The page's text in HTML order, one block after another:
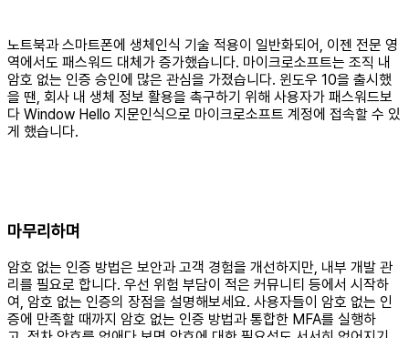
노트북과 스마트폰에 생체인식 기술 적용이 일반화되어, 이젠 전문 영
역에서도 패스워드 대체가 증가했습니다. 마이크로소프트는 조직 내
암호 없는 인증 승인에 많은 관심을 가졌습니다. 윈도우 10을 출시했
을 땐, 회사 내 생체 정보 활용을 촉구하기 위해 사용자가 패스워드보
다 Window Hello 지문인식으로 마이크로소프트 계정에 접속할 수 있
게 했습니다.
마무리하며
암호 없는 인증 방법은 보안과 고객 경험을 개선하지만, 내부 개발 관
리를 필요로 합니다. 우선 위험 부담이 적은 커뮤니티 등에서 시작하
여, 암호 없는 인증의 장점을 설명해보세요. 사용자들이 암호 없는 인
증에 만족할 때까지 암호 없는 인증 방법과 통합한 MFA를 실행하